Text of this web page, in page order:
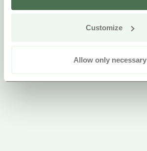
Customize
Allow only necessary